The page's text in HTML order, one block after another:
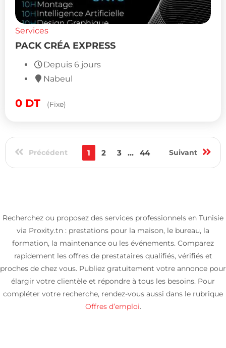
Services
PACK CRÉA EXPRESS
Depuis 6 jours
Nabeul
0 DT (Fixe)
Précédent 1 2 3 ... 44 Suivant
Recherchez ou proposez des services professionnels en Tunisie
via Proxity.tn : prestations pour la maison, le bureau, la
formation, la maintenance ou les événements. Comparez
rapidement les offres de prestataires qualifiés, vérifiés et
proches de chez vous. Publiez gratuitement votre annonce pour
élargir votre clientèle et répondre à tous les besoins. Pour
compléter votre recherche, rendez-vous aussi dans le rubrique
Offres d’emploi.